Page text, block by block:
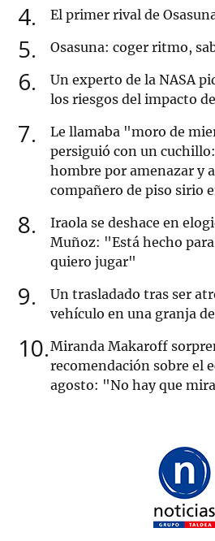
4 El primer rival de
5 Osasuna: coger ritmo,
6
Un experto de la NASA
los riesgos del impacto
7
Le llamaba "moro de
persiguió con un
hombre por amenazar y
compañero de piso sirio
8
Iraola se deshace en
Muñoz: "Está hecho
quiero jugar"
9
Un trasladado tras ser
vehículo en una granja
10 Miranda Makaroff
recomendación sobre el
agosto: "No hay que